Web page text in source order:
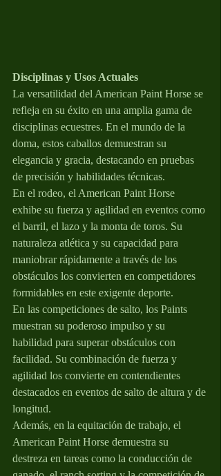
Disciplinas y Usos Actuales
La versatilidad del American Paint Horse se
refleja en su éxito en una amplia gama de
disciplinas ecuestres. En el mundo de la
doma, estos caballos demuestran su
elegancia y gracia, destacando en pruebas
de precisión y habilidades técnicas.
En el rodeo, el American Paint Horse
exhibe su fuerza y agilidad en eventos como
el barril, el lazo y la monta de toros. Su
naturaleza atlética y su capacidad para
maniobrar rápidamente a través de los
obstáculos los convierten en competidores
formidables en este exigente deporte.
En las competiciones de salto, los Paints
muestran su poderoso impulso y su
habilidad para superar obstáculos con
facilidad. Su combinación de fuerza y
agilidad los convierte en contendientes
destacados en eventos de salto de altura y de
longitud.
Además, en la equitación de trabajo, el
American Paint Horse demuestra su
destreza en tareas como la conducción de